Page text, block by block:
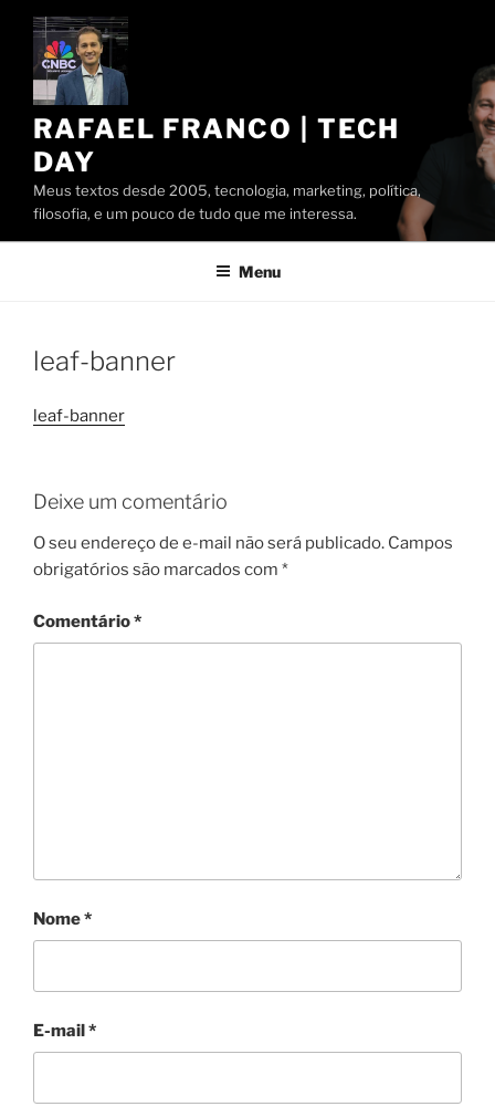
Pular
conteúdo
RAFAEL FRANCO | TECH
DAY
Meus textos desde 2005, tecnologia, marketing, política,
filosofia, e um pouco de tudo que me interessa.
Menu
leaf-banner
leaf-banner
Deixe um comentário
O seu endereço de e-mail não será publicado. Campos
obrigatórios são marcados com *
Comentário*
Nome*
E-mail*